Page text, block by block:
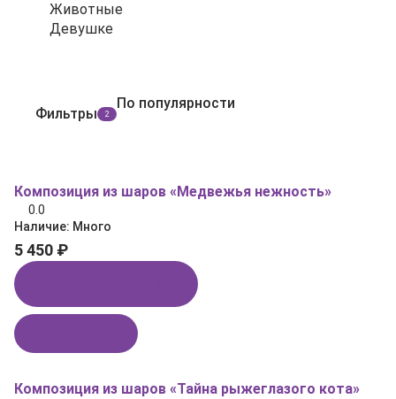
Животные
Девушке
Фильтры 2
По популярности
Композиция из шаров «Медвежья нежность»
0.0
Наличие: Много
5 450 ₽
Композиция из шаров «Тайна рыжеглазого кота»